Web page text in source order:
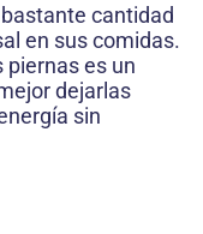
cantidad
en sus comidas.
piernas es un
dejarlas
sin